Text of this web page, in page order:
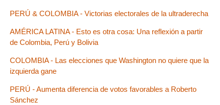
PERÚ & COLOMBIA - Victorias electorales de la ultraderecha
AMÉRICA LATINA - Esto es otra cosa: Una reflexión a partir
de Colombia, Perú y Bolivia
COLOMBIA - Las elecciones que Washington no quiere que la
izquierda gane
PERÚ - Aumenta diferencia de votos favorables a Roberto
Sánchez